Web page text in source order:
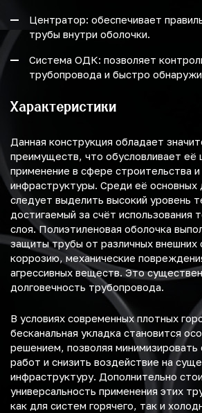
Центратор: обеспечивает
трубы внутри оболочки.
Система ОДК: позволяет
трубопровода и быстро
Характеристики
Данная конструкция обладает
преимуществ, что обусловливает её
применение в сфере строительства
инфраструктуры. Среди её основных
следует выделить высокий уровень
достигаемый за счёт использования
слоя. Полиэтиленовая оболочка
защиты трубы от различных внешних
коррозию, механические
агрессивных веществ. Это
долговечность трубопровода.
В условиях современных плотных
бесканальная укладка становится
решением, позволяя
работ и снизить воздействие на
инфраструктуру. Дополнительно
универсальность применения этих
как для систем горячего, так и